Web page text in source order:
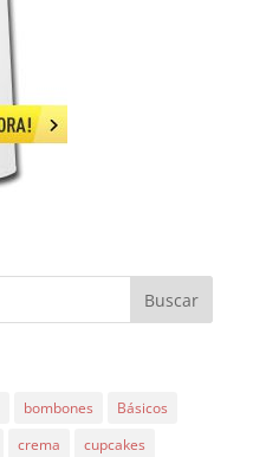
bombones
Básicos
crema
cupcakes